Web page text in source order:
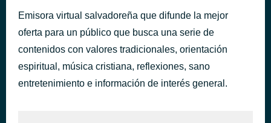
Generación 12 Kids
El Guerrero David
Generación 12 Kids
hace 54 minutos
Emisora virtual salvadoreña que difunde la mejor
oferta para un público que busca una serie de
contenidos con valores tradicionales, orientación
espiritual, música cristiana, reflexiones, sano
entretenimiento e información de interés general.